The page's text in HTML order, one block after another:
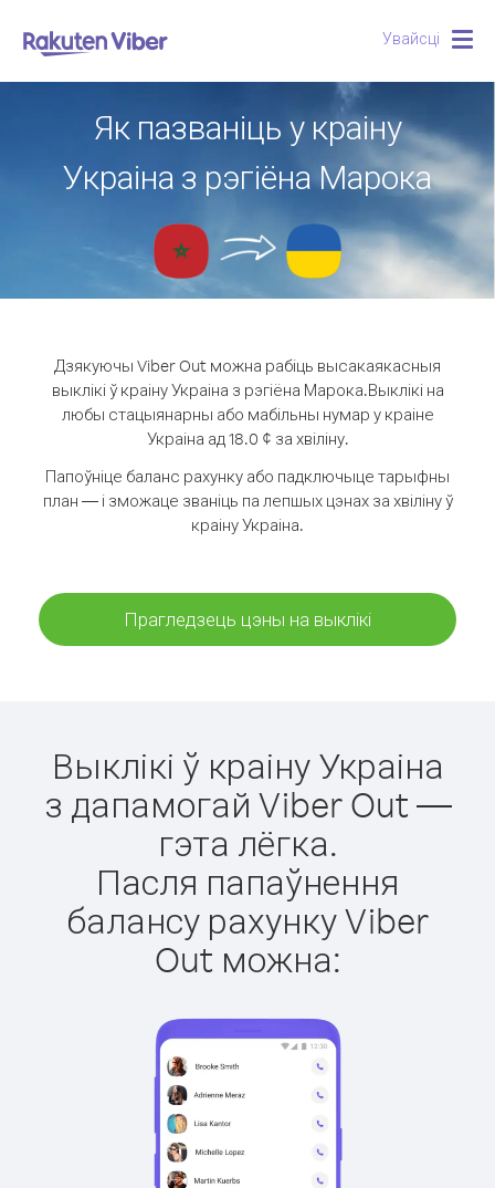
Увайсці
Як пазваніць у краіну
Украіна з рэгіёна Марока
Дзякуючы Viber Out можна рабіць высакаякасныя
выклікі ў краіну Украіна з рэгіёна Марока.Выклікі на
любы стацыянарны або мабільны нумар у краіне
Украіна ад 18.0 ¢ за хвіліну.
Папоўніце баланс рахунку або падключыце тарыфны
план — і зможаце званіць па лепшых цэнах за хвіліну ў
краіну Украіна.
Прагледзець цэны на выклікі
Выклікі ў краіну Украіна
з дапамогай Viber Out —
гэта лёгка.
Пасля папаўнення
балансу рахунку Viber
Out можна: